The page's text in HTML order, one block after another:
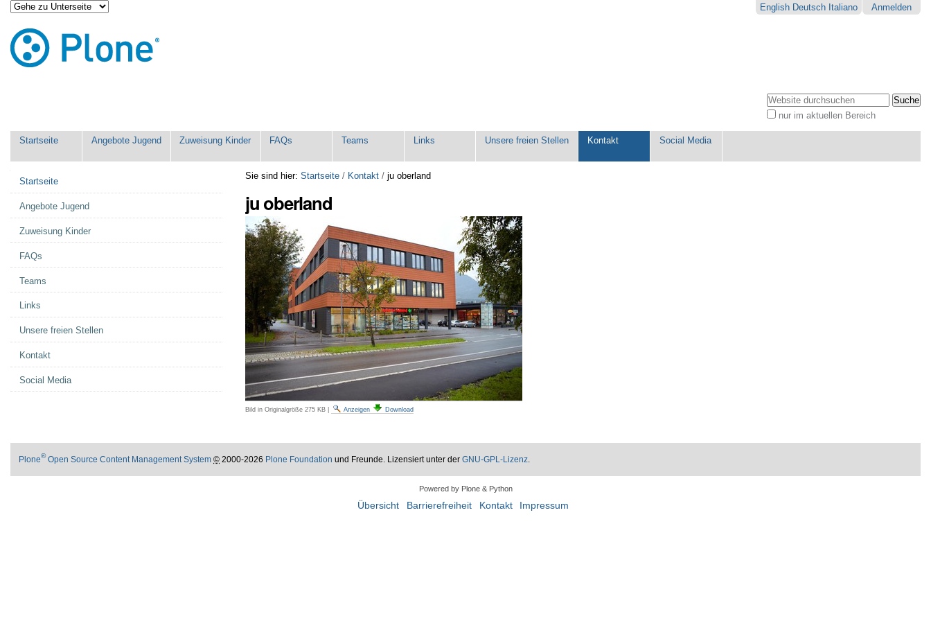
Direkt
zum
Inhalt
|
Direkt
zur
Benutzerspezifische
Werkzeuge
Anmelden
English Deutsch Italiano
Website durchsuchen
nur im aktuellen Bereich
Startseite Angebote Jugend Zuweisung Kinder FAQs Teams Links Unsere freien Stellen Kontakt Social Media
Sie sind hier: Startseite / Kontakt /ju oberland
ju oberland
Bild in Originalgröße 275 KB Anzeigen Download
Startseite
Angebote Jugend
Zuweisung Kinder
FAQs
Teams
Links
Unsere freien Stellen
Kontakt
Social Media
Plone®Open Source Content Management System © 2000-2026 Plone Foundation und Freunde. Lizensiert unter derGNU-GPL-Lizenz
Powered by Plone & Python
Übersicht Barrierefreiheit Kontakt Impressum